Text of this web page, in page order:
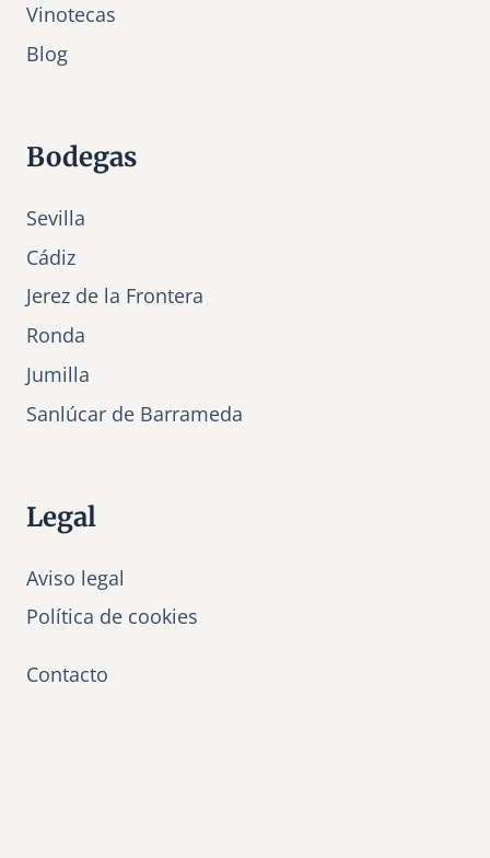
Vinotecas
Blog
Bodegas
Sevilla
Cádiz
Jerez de la Frontera
Ronda
Jumilla
Sanlúcar de Barrameda
Legal
Aviso legal
Política de cookies
Contacto